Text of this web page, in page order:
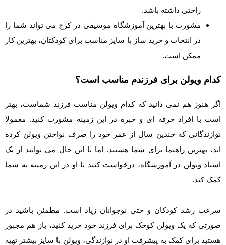
راحتی داشته باشد.
مشورت با بهترین آموزشگاه موسیقی در کرج می تواند شما را
در انتخاب و خرید ساز با سایز مناسب برای کودکتان، بهترین کار
ممکن است.
کدام ویولن برای فرزندم مناسب است؟
اگر هنوز هم نمی دانید که کدام ویولن مناسب فرزند شماست، بهتر
است با افراد حرفه ای و خبره در این زمینه مشورت کنید. معمولا
نوازندگانی که چندین سال از عمر خود را صرف نواختن ویولن کرده
اند، بهترین راهنما برای شما هستند. اما با این حال می توانید از یک
استاد ویولن در آموزشگاه، درخواست کنید تا او در این زمینه به شما
کمک کند.
سرعت رشد کودکان و حتی نوجوانان زیاد است. مطمئن باشید در
صورتی که یک ویولن کوچک برای فرزند خود خرید کنید، باز هم مجبور
هستید برای کمک به پیشرفت او در نوازندگی، ویولن با سایز بیشتر تهیه